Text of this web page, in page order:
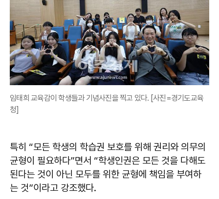
임태희 교육감이 학생들과 기념사진을 찍고 있다. [사진=경기도교육
청]
특히 “모든 학생의 학습권 보호를 위해 권리와 의무의
균형이 필요하다”면서 “학생인권은 모든 것을 다해도
된다는 것이 아닌 모두를 위한 균형에 책임을 부여하
는 것”이라고 강조했다.